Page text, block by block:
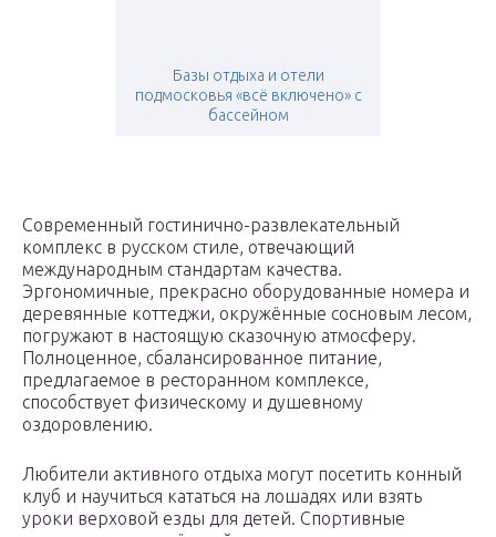
Базы отдыха и отели
подмосковья «всё включено» с
бассейном
Современный гостинично-развлекательный
комплекс в русском стиле, отвечающий
международным стандартам качества.
Эргономичные, прекрасно оборудованные номера и
деревянные коттеджи, окружённые сосновым лесом,
погружают в настоящую сказочную атмосферу.
Полноценное, сбалансированное питание,
предлагаемое в ресторанном комплексе,
способствует физическому и душевному
оздоровлению.
Любители активного отдыха могут посетить конный
клуб и научиться кататься на лошадях или взять
уроки верховой езды для детей. Спортивные